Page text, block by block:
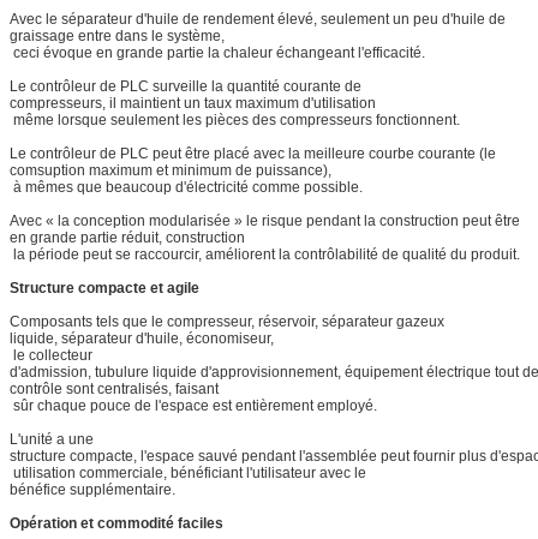
Avec le séparateur d'huile de rendement élevé, seulement un peu d'huile de
graissage entre dans le système,
ceci évoque en grande partie la chaleur échangeant l'efficacité.
Le contrôleur de PLC surveille la quantité courante de
compresseurs, il maintient un taux maximum d'utilisation
même lorsque seulement les pièces des compresseurs fonctionnent.
Le contrôleur de PLC peut être placé avec la meilleure courbe courante (le
comsuption maximum et minimum de puissance),
à mêmes que beaucoup d'électricité comme possible.
Avec « la conception modularisée » le risque pendant la construction peut être
en grande partie réduit, construction
la période peut se raccourcir, améliorent la contrôlabilité de qualité du produit.
Structure compacte et agile
Composants tels que le compresseur, réservoir, séparateur gazeux
liquide, séparateur d'huile, économiseur,
le collecteur
d'admission, tubulure liquide d'approvisionnement, équipement électrique tout de
contrôle sont centralisés, faisant
sûr chaque pouce de l'espace est entièrement employé.
L'unité a une
structure compacte, l'espace sauvé pendant l'assemblée peut fournir plus
utilisation commerciale, bénéficiant l'utilisateur avec le
bénéfice supplémentaire.
Opération et commodité faciles